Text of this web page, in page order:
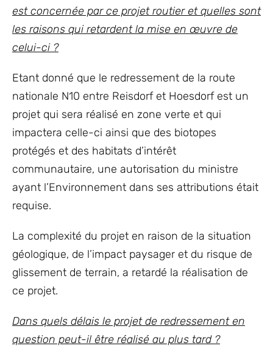
est concernée par ce projet routier et quelles sont
les raisons qui retardent la mise en œuvre de
celui-ci ?
Etant donné que le redressement de la route
nationale N10 entre Reisdorf et Hoesdorf est un
projet qui sera réalisé en zone verte et qui
impactera celle-ci ainsi que des biotopes
protégés et des habitats d’intérêt
communautaire, une autorisation du ministre
ayant l’Environnement dans ses attributions était
requise.
La complexité du projet en raison de la situation
géologique, de l’impact paysager et du risque de
glissement de terrain, a retardé la réalisation de
ce projet.
Dans quels délais le projet de redressement en
question peut-il être réalisé au plus tard ?